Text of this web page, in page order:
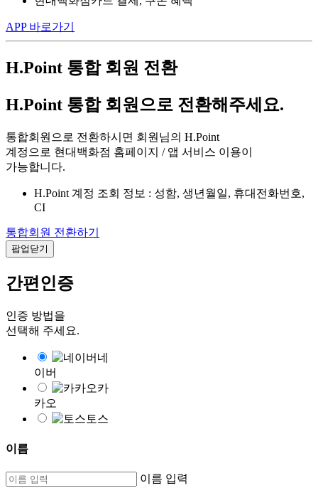
APP 바로가기
H.Point 통합 회원 전환
H.Point 통합 회원으로 전환해주세요.
통합회원으로 전환하시면 회원님의 H.Point
계정으로 현대백화점 홈페이지 / 앱 서비스 이용이
가능합니다.
H.Point 계정 조회 정보 : 성함, 생년월일, 휴대전화번호,
CI
통합회원 전환하기
팝업닫기
간편인증
인증 방법을
선택해 주세요.
네
이버
카
카오
토스
이름
이름 입력